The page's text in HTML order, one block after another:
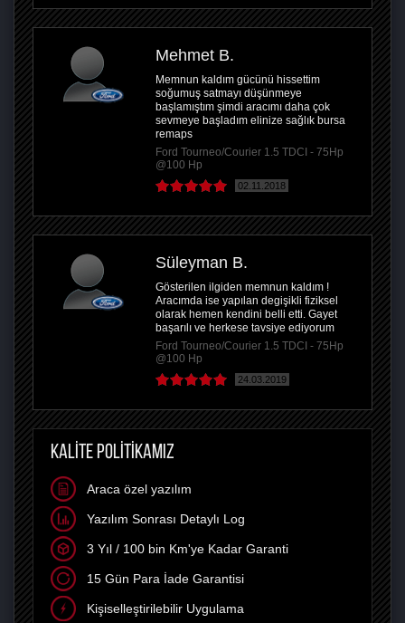
Mehmet B.
Memnun kaldım gücünü hissettim
soğumuş satmayı düşünmeye
başlamıştım şimdi aracımı daha çok
sevmeye başladım elinize sağlık bursa
remaps
Ford Tourneo/Courier 1.5 TDCI - 75Hp
@100 Hp
02.11.2018
Süleyman B.
Gösterilen ilgiden memnun kaldım !
Aracımda ise yapılan degişikli fiziksel
olarak hemen kendini belli etti. Gayet
başarılı ve herkese tavsiye ediyorum
Ford Tourneo/Courier 1.5 TDCI - 75Hp
@100 Hp
24.03.2019
KALİTE POLİTİKAMIZ
Araca özel yazılım
Yazılım Sonrası Detaylı Log
3 Yıl / 100 bin Km'ye Kadar Garanti
15 Gün Para İade Garantisi
Kişiselleştirilebilir Uygulama